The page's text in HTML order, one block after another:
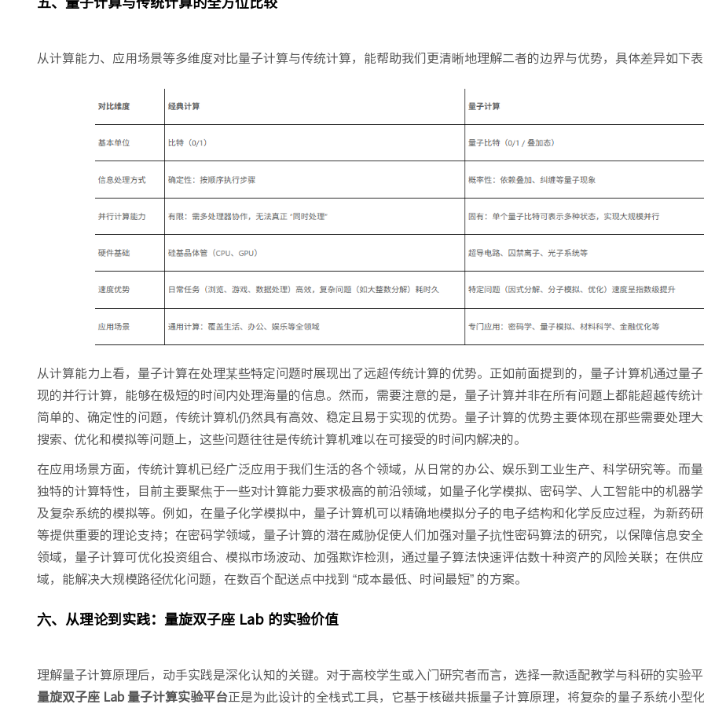
从计算能力、应用场景等多维度对比量子计算与传统计算，能帮助我们更清晰地理解二者的边界与优势，具体差异如下
从计算能力上看，量子计算在处理某些特定问题时展现出了远超传统计算的优势。正如前面提到的，量子计算机通过量
现的并行计算，能够在极短的时间内处理海量的信息。然而，需要注意的是，量子计算并非在所有问题上都能超越传统
简单的、确定性的问题，传统计算机仍然具有高效、稳定且易于实现的优势。量子计算的优势主要体现在那些需要处理
搜索、优化和模拟等问题上，这些问题往往是传统计算机难以在可接受的时间内解决的。
在应用场景方面，传统计算机已经广泛应用于我们生活的各个领域，从日常的办公、娱乐到工业生产、科学研究等。而
独特的计算特性，目前主要聚焦于一些对计算能力要求极高的前沿领域，如量子化学模拟、密码学、人工智能中的机器
及复杂系统的模拟等。例如，在量子化学模拟中，量子计算机可以精确地模拟分子的电子结构和化学反应过程，为新药
等提供重要的理论支持；在密码学领域，量子计算的潜在威胁促使人们加强对量子抗性密码算法的研究，以保障信息安
领域，量子计算可优化投资组合、模拟市场波动、加强欺诈检测，通过量子算法快速评估数十种资产的风险关联；在供
域，能解决大规模路径优化问题，在数百个配送点中找到 “成本最低、时间最短” 的方案。
六、从理论到实践：量旋双子座 Lab 的实验价值
理解量子计算原理后，动手实践是深化认知的关键。对于高校学生或入门研究者而言，选择一款适配教学与科研的实验
量旋双子座 Lab 量子计算实验平台正是为此设计的全栈式工具，它基于核磁共振量子计算原理，将复杂的量子系统小型